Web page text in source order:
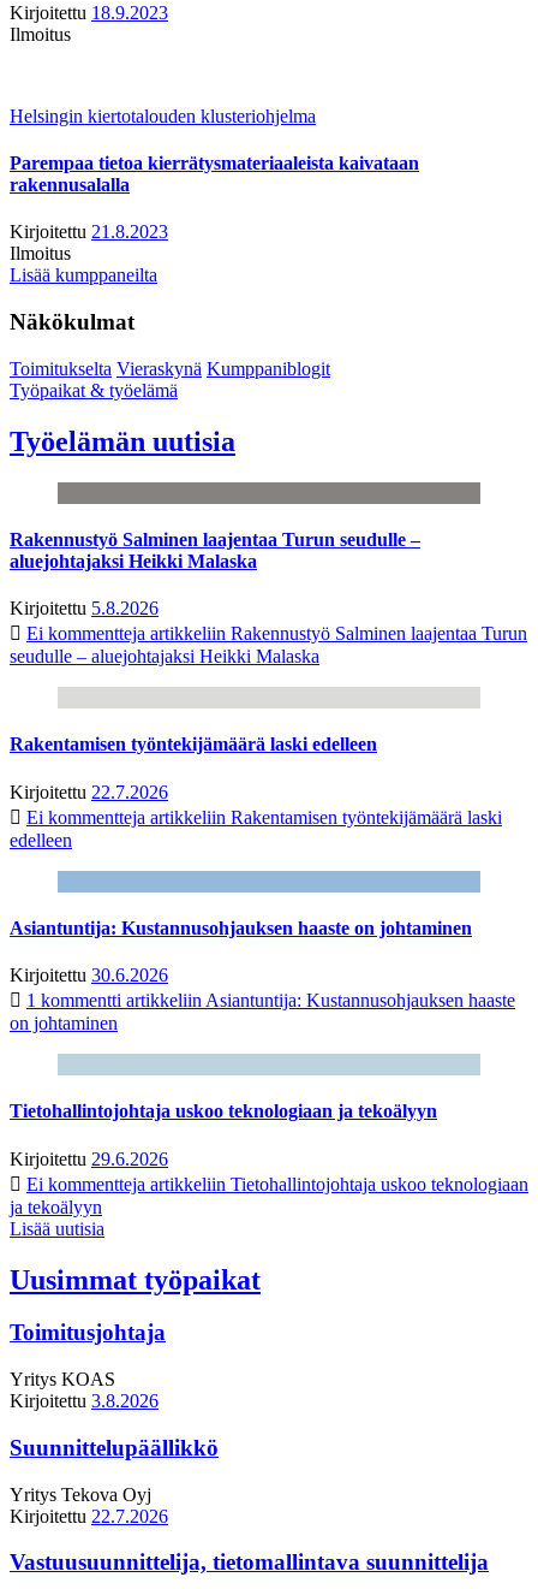
Kirjoitettu 18.9.2023
Ilmoitus
Helsingin kiertotalouden klusteriohjelma
Parempaa tietoa kierrätysmateriaaleista kaivataan
rakennusalalla
Kirjoitettu 21.8.2023
Ilmoitus
Lisää kumppaneilta
Näkökulmat
Toimitukselta Vieraskynä Kumppaniblogit
Työpaikat & työelämä
Työelämän uutisia
Rakennustyö Salminen laajentaa Turun seudulle –
aluejohtajaksi Heikki Malaska
Kirjoitettu 5.8.2026
Ei kommentteja artikkeliin Rakennustyö Salminen laajentaa Turun
seudulle – aluejohtajaksi Heikki Malaska
Rakentamisen työntekijämäärä laski edelleen
Kirjoitettu 22.7.2026
Ei kommentteja artikkeliin Rakentamisen työntekijämäärä laski
edelleen
Asiantuntija: Kustannusohjauksen haaste on johtaminen
Kirjoitettu 30.6.2026
1 kommentti artikkeliin Asiantuntija: Kustannusohjauksen haaste
on johtaminen
Tietohallintojohtaja uskoo teknologiaan ja tekoälyyn
Kirjoitettu 29.6.2026
Ei kommentteja artikkeliin Tietohallintojohtaja uskoo teknologiaan
ja tekoälyyn
Lisää uutisia
Uusimmat työpaikat
Toimitusjohtaja
Yritys KOAS
Kirjoitettu 3.8.2026
Suunnittelupäällikkö
Yritys Tekova Oyj
Kirjoitettu 22.7.2026
Vastuusuunnittelija, tietomallintava suunnittelija